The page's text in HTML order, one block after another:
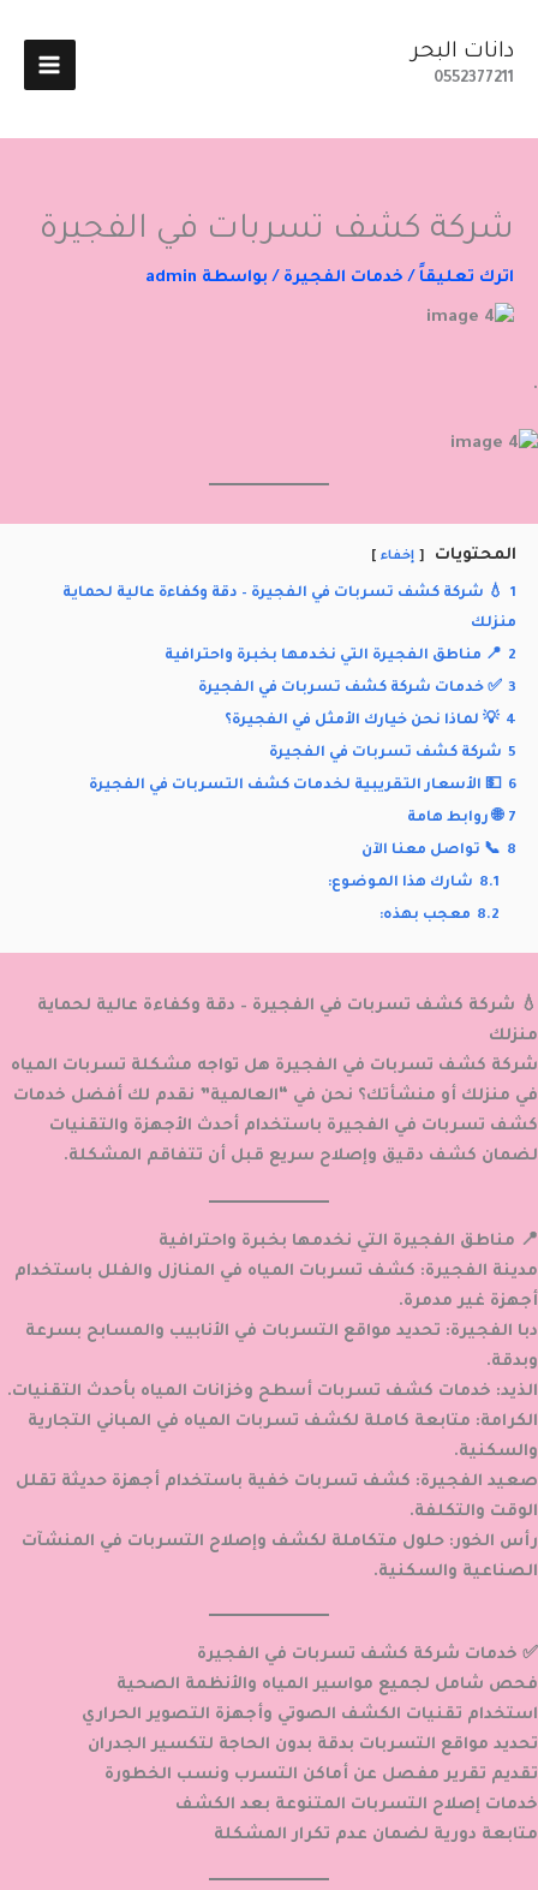
المحتوى
دانات البحر
0552377211
شركة كشف تسربات في الفجيرة
اترك تعليقاً / خدمات الفجيرة / بواسطة admin
.
المحتويات إخفاء
1
💧 شركة كشف تسربات في الفجيرة – دقة وكفاءة عالية لحماية
منزلك
2 📍 مناطق الفجيرة التي نخدمها بخبرة واحترافية
3 ✅ خدمات شركة كشف تسربات في الفجيرة
4 💡 لماذا نحن خيارك الأمثل في الفجيرة؟
5 شركة كشف تسربات في الفجيرة
6 💵 الأسعار التقريبية لخدمات كشف التسربات في الفجيرة
7 🌐 روابط هامة
8 📞 تواصل معنا الآن
8.1 شارك هذا الموضوع:
8.2 معجب بهذه:
💧 شركة كشف تسربات في الفجيرة – دقة وكفاءة عالية لحماية
منزلك
شركة كشف تسربات في الفجيرة هل تواجه مشكلة تسربات المياه
في منزلك أو منشأتك؟ نحن في “العالمية” نقدم لك أفضل خدمات
كشف تسربات في الفجيرة باستخدام أحدث الأجهزة والتقنيات
لضمان كشف دقيق وإصلاح سريع قبل أن تتفاقم المشكلة.
📍 مناطق الفجيرة التي نخدمها بخبرة واحترافية
مدينة الفجيرة: كشف تسربات المياه في المنازل والفلل باستخدام
أجهزة غير مدمرة.
دبا الفجيرة: تحديد مواقع التسربات في الأنابيب والمسابح بسرعة
وبدقة.
الذيد: خدمات كشف تسربات أسطح وخزانات المياه بأحدث التقنيات.
الكرامة: متابعة كاملة لكشف تسربات المياه في المباني التجارية
والسكنية.
صعيد الفجيرة: كشف تسربات خفية باستخدام أجهزة حديثة تقلل
الوقت والتكلفة.
رأس الخور : حلول متكاملة لكشف وإصلاح التسربات في المنشآت
الصناعية والسكنية.
✅ خدمات شركة كشف تسربات في الفجيرة
فحص شامل لجميع مواسير المياه والأنظمة الصحية
استخدام تقنيات الكشف الصوتي وأجهزة التصوير الحراري
تحديد مواقع التسربات بدقة بدون الحاجة لتكسير الجدران
تقديم تقرير مفصل عن أماكن التسرب ونسب الخطورة
خدمات إصلاح التسربات المتنوعة بعد الكشف
متابعة دورية لضمان عدم تكرار المشكلة